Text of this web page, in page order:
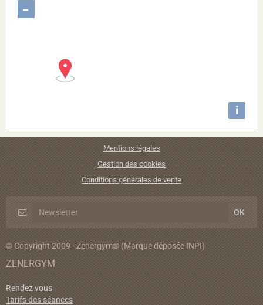
−
i
Mentions légales
Gestion des cookies
Conditions générales de vente
© Copyright 2009 - Zenergym® (Marque déposée INPI)
ZENERGYM
Rendez vous
Tarifs des séances